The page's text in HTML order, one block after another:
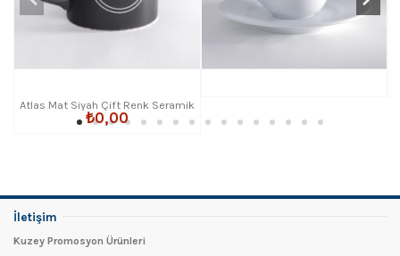
Atlas Mat Siyah Çift Renk Seramik
Kupa Bardak
₺0,00
İletişim
Kuzey Promosyon Ürünleri